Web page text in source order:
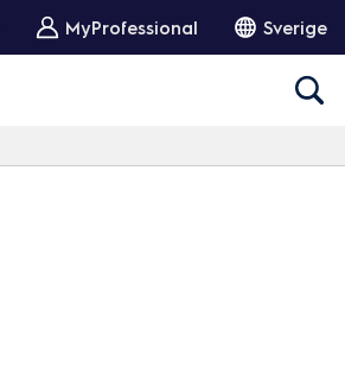
MyProfessional Sverige